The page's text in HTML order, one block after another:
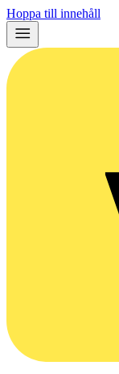
Hoppa till innehåll